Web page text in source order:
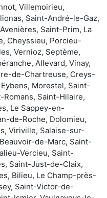
Villemoirieu,
Saint-André-le-Gaz,
Saint-Prim, La
Cheyssieu, Porcieu-
Vernioz, Septème,
Allevard, Vinay,
de-Chartreuse, Creys-
Morestel, Saint-
Romans, Saint-Hilaire,
Le Sappey-en-
de-Roche, Dolomieu,
Viriville, Salaise-sur-
de-Marc, Saint-
Vercieu, Saint-
Saint-Just-de-Claix,
Bilieu, Le Champ-près-
Saint-Victor-de-